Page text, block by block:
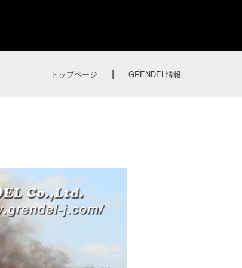
トップページ | GRENDEL情報